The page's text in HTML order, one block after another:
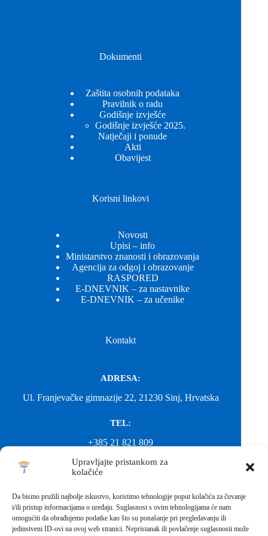
Upravljajte pristankom za
kolačiće
Da bismo pružili najbolje iskustvo, koristimo tehnologije poput kolačića za čuvanje
i/ili pristup informacijama o uređaju. Suglasnost s ovim tehnologijama će nam
omogućiti da obrađujemo podatke kao što su ponašanje pri pregledavanju ili
jedinstveni ID-ovi na ovoj web stranici. Nepristanak ili povlačenje suglasnosti može
Dokumenti
Zaštita osobnih podataka
Pravilnik o radu
Godišnje izvješće
Godišnje izvješće 2025.
Natječaji i ponude
Akti
Obavijest
Korisni linkovi
Novosti
Upisi – info
Ministarstvo znanosti i obrazovanja
Agencija za odgoj i obrazovanje
RASPORED
E-DNEVNIK – za nastavnike
E-DNEVNIK – za učenike
Kontakt
ADRESA:
Ul. Franjevačke gimnazije 22, 21230 Sinj, Hrvatska
TEL:
+385 21 821 809
EMAIL:
EMAIL:
fkgsinj@gmail.com